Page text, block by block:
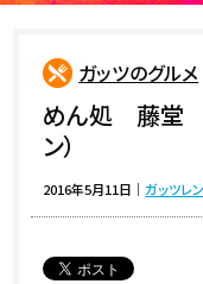
ガッツのグルメ
めん処 藤堂
ン）
2016年5月11日 ｜ガッツレ